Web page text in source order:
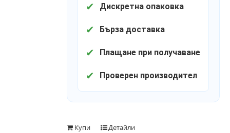
✔ Дискретна опаковка
✔ Бърза доставка
✔ Плащане при получаване
✔ Проверен производител
Купи Детайли